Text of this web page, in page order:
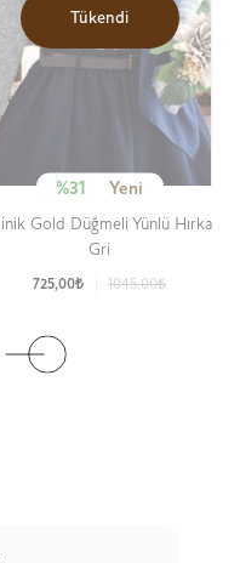
Tükendi
%31 Yeni
Gold Düğmeli Yünlü Hırka
Gri
725,00₺ 1045.00₺